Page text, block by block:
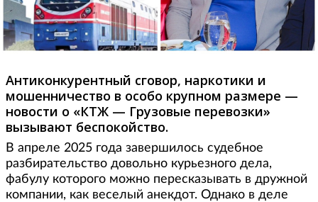
Антиконкурентный сговор, наркотики и
мошенничество в особо крупном размере —
новости о «КТЖ — Грузовые перевозки»
вызывают беспокойство.
В апреле 2025 года завершилось судебное
разбирательство довольно курьезного дела,
фабулу которого можно пересказывать в дружной
компании, как веселый анекдот. Однако в деле